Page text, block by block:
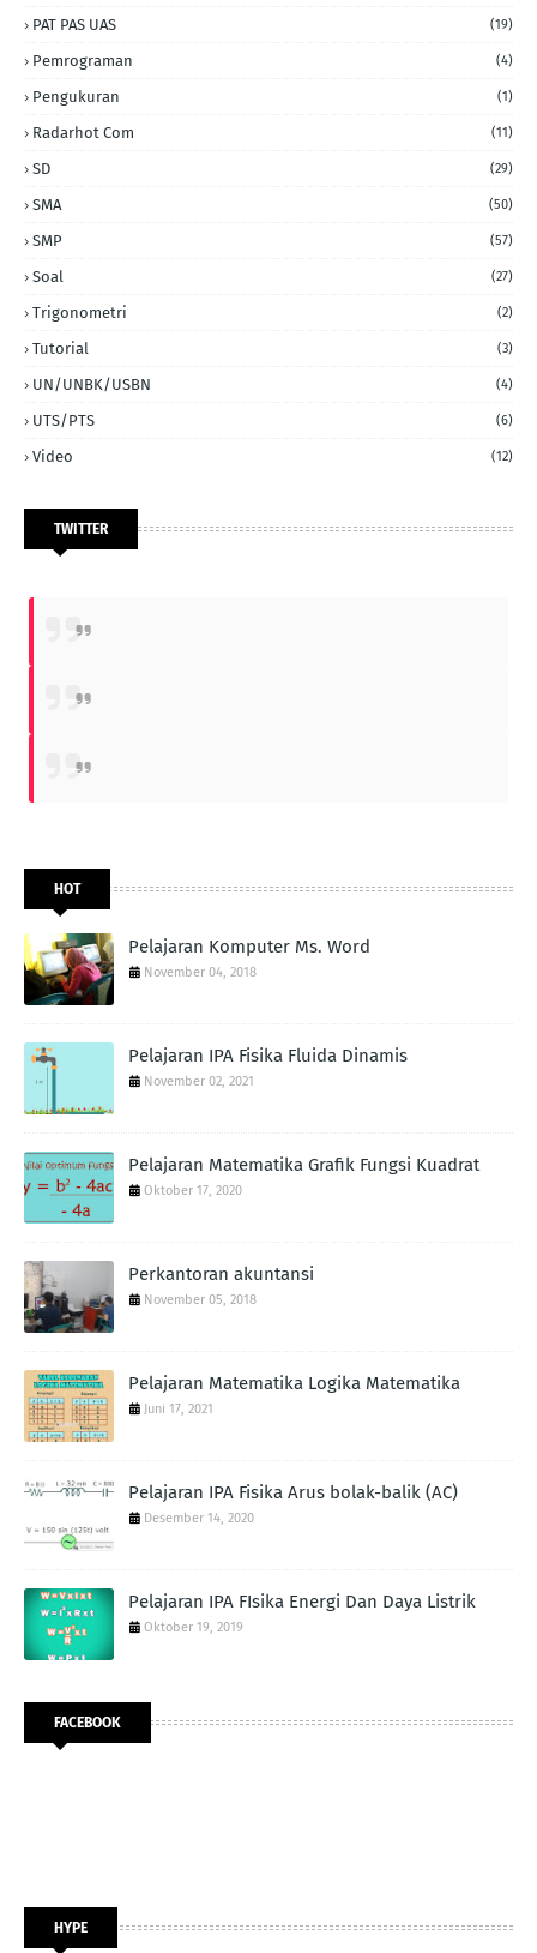
PAT PAS UAS (19)
Pemrograman (4)
Pengukuran (1)
Radarhot Com (11)
SD (29)
SMA (50)
SMP (57)
Soal (27)
Trigonometri (2)
Tutorial (3)
UN/UNBK/USBN (4)
UTS/PTS (6)
Video (12)
TWITTER
HOT
Pelajaran Komputer Ms. Word
November 04, 2018
Pelajaran IPA Fisika Fluida Dinamis
November 02, 2021
Pelajaran Matematika Grafik Fungsi Kuadrat
Oktober 17, 2020
Perkantoran akuntansi
November 05, 2018
Pelajaran Matematika Logika Matematika
Juni 17, 2021
Pelajaran IPA Fisika Arus bolak-balik (AC)
Desember 14, 2020
Pelajaran IPA FIsika Energi Dan Daya Listrik
Oktober 19, 2019
FACEBOOK
HYPE